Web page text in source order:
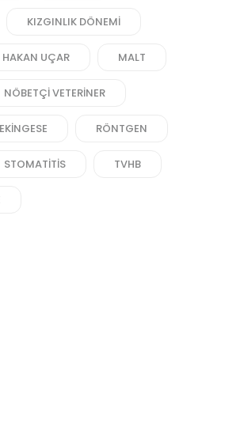
KIZGINLIK DÖNEMI
HAKAN UÇAR MALT
NÖBETÇI VETERINER
RÖNTGEN
STOMATITIS TVHB